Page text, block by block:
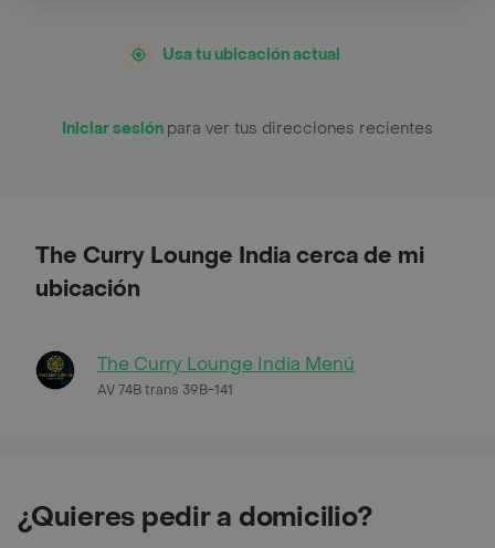
Usa tu ubicación actual
Iniciar sesión para ver tus direcciones recientes
The Curry Lounge India cerca de mi
ubicación
The Curry Lounge India Menú
AV 74B trans 39B-141
¿Quieres pedir a domicilio?